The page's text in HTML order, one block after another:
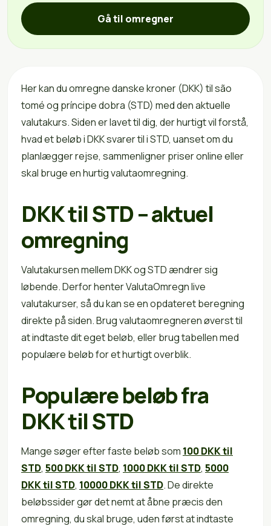
Gå til omregner
Her kan du omregne danske kroner (DKK) til são
tomé og príncipe dobra (STD) med den aktuelle
valutakurs. Siden er lavet til dig, der hurtigt vil forstå,
hvad et beløb i DKK svarer til i STD, uanset om du
planlægger rejse, sammenligner priser online eller
skal bruge en hurtig valutaomregning.
DKK til STD – aktuel
omregning
Valutakursen mellem DKK og STD ændrer sig
løbende. Derfor henter ValutaOmregn live
valutakurser, så du kan se en opdateret beregning
direkte på siden. Brug valutaomregneren øverst til
at indtaste dit eget beløb, eller brug tabellen med
populære beløb for et hurtigt overblik.
Populære beløb fra
DKK til STD
Mange søger efter faste beløb som 100 DKK til
STD, 500 DKK til STD, 1000 DKK til STD, 5000
DKK til STD, 10000 DKK til STD. De direkte
beløbssider gør det nemt at åbne præcis den
omregning, du skal bruge, uden først at indtaste